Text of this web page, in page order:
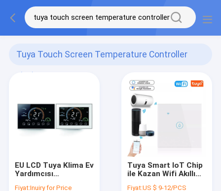
Tuya Touch Screen Temperature Controller
EU LCD Tuya Klima Ev
Yardımcısı
Fiyat:Inuiry for Price
Tuya Smart IoT Chip
ile Kazan Wifi Akıllı
Fiyat:US $ 9-12/PCS